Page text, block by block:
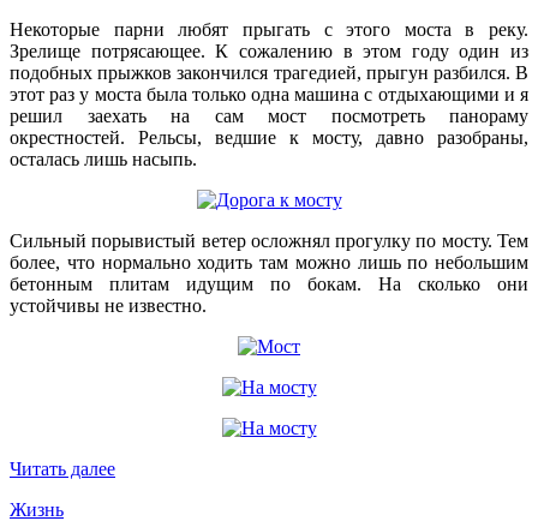
Некоторые парни любят прыгать с этого моста в реку.
Зрелище потрясающее. К сожалению в этом году один из
подобных прыжков закончился трагедией, прыгун разбился. В
этот раз у моста была только одна машина с отдыхающими и я
решил заехать на сам мост посмотреть панораму
окрестностей. Рельсы, ведшие к мосту, давно разобраны,
осталась лишь насыпь.
Сильный порывистый ветер осложнял прогулку по мосту. Тем
более, что нормально ходить там можно лишь по небольшим
бетонным плитам идущим по бокам. На сколько они
устойчивы не известно.
Читать далее
Жизнь